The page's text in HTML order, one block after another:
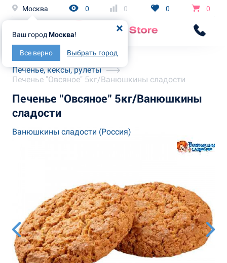
Москва
Ваш город Москва!
Все верно Выбрать город
0 0 0 0
Главная
Каталог
Печенье, кексы, рулеты
Печенье "Овсяное" 5кг/Ванюшкины сладости
Печенье "Овсяное" 5кг/Ванюшкины
сладости
Ванюшкины сладости (Россия)